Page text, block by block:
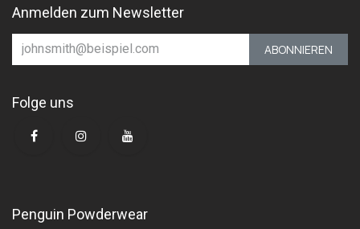
Anmelden zum Newsletter
ABONNIEREN
Folge uns
Penguin Powderwear